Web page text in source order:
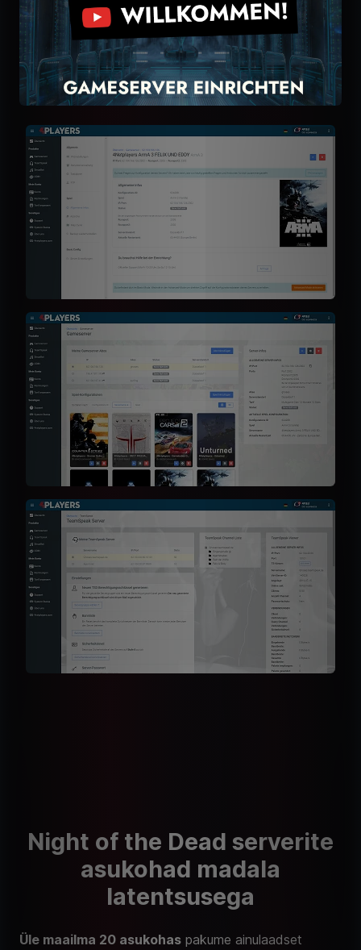
Night of the Dead serverite
asukohad madala
latentsusega
Üle maailma 20 asukohas pakume ainulaadset